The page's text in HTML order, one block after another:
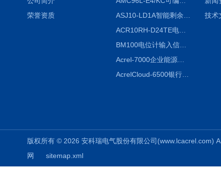
荣誉资质
ACR10RH-D24TE电力仪表外置开口式互感器
BM100电位计输入信号隔离器
Acrel-7000企业能源管控平台
AcrelCloud-6500银行业安全用电能耗云平台
技术
版权所有 © 2026 安科瑞电气股份有限公司
网
sitemap.xml